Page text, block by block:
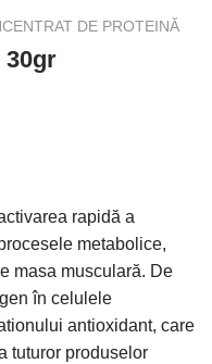
DE PROTEINĂ
30gr
rapidă a
metabolice,
masa musculară. De
în celulele
antioxidant, care
tuturor produselor